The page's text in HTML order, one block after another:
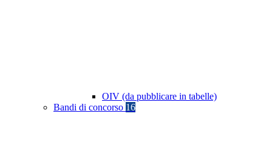
OIV (da pubblicare in tabelle)
Bandi di concorso 16